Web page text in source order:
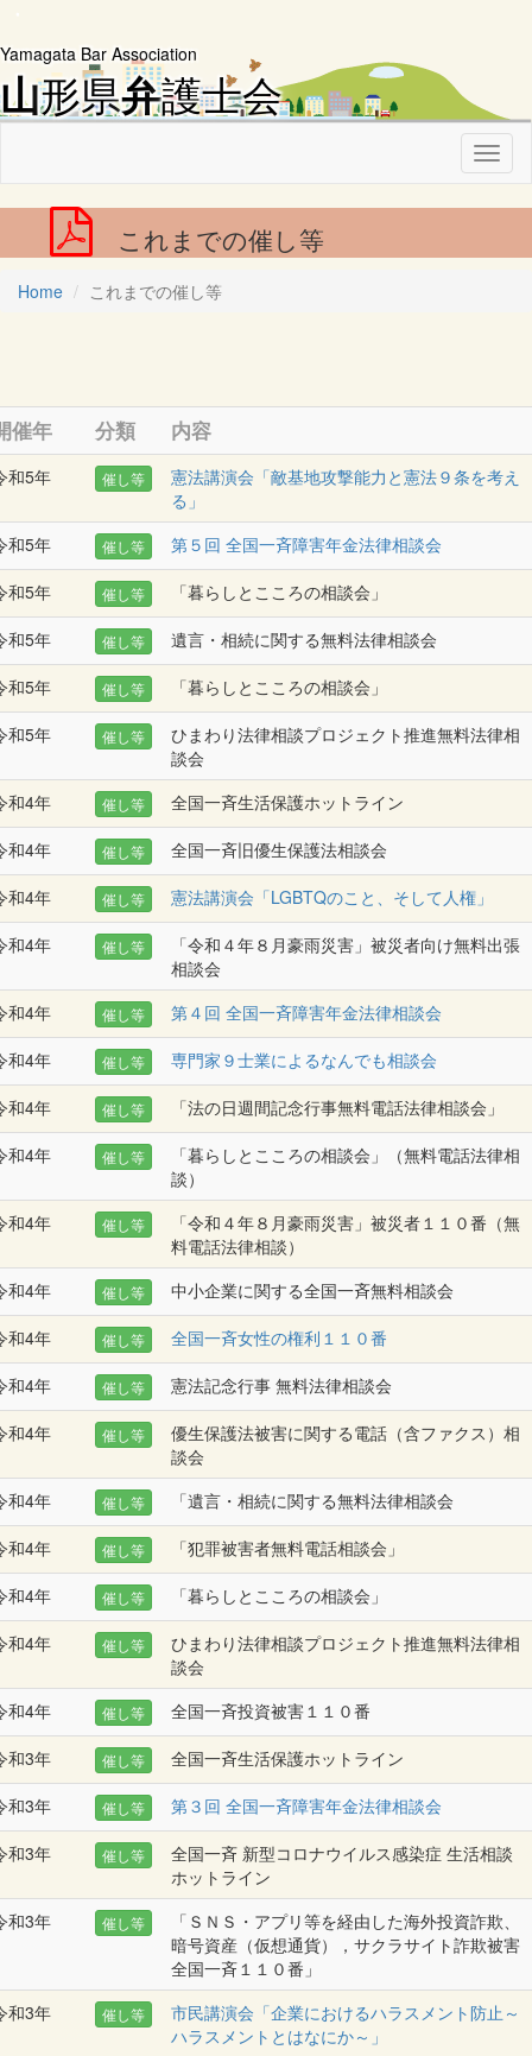
Yamagata Bar Association
山形県弁護士会
これまでの催し等
Home これまでの催し等
催年 分類 内容
和5年 催し等
憲法講演会「敵基地攻撃能力と憲法９条を考え
る」
和5年
催し等
第５回 全国一斉障害年金法律相談会
和5年
催し等
「暮らしとこころの相談会」
和5年
催し等
遺言・相続に関する無料法律相談会
和5年
催し等
「暮らしとこころの相談会」
和5年
催し等
ひまわり法律相談プロジェクト推進無料法律相
談会
和4年
催し等
全国一斉生活保護ホットライン
和4年
催し等
全国一斉旧優生保護法相談会
和4年
催し等
憲法講演会「LGBTQのこと、そして人権」
和4年
催し等
「令和４年８月豪雨災害」被災者向け無料出張
相談会
和4年
催し等
第４回 全国一斉障害年金法律相談会
和4年
催し等
専門家９士業によるなんでも相談会
和4年
催し等
「法の日週間記念行事無料電話法律相談会」
和4年
催し等
「暮らしとこころの相談会」（無料電話法律相
談）
和4年
催し等
「令和４年８月豪雨災害」被災者１１０番（無
料電話法律相談）
和4年
催し等
中小企業に関する全国一斉無料相談会
和4年
催し等
全国一斉女性の権利１１０番
和4年
催し等
憲法記念行事 無料法律相談会
和4年
催し等
優生保護法被害に関する電話（含ファクス）相
談会
和4年
催し等
「遺言・相続に関する無料法律相談会
和4年
催し等
「犯罪被害者無料電話相談会」
和4年
催し等
「暮らしとこころの相談会」
和4年
催し等
ひまわり法律相談プロジェクト推進無料法律相
談会
和4年
催し等
全国一斉投資被害１１０番
和3年
催し等
全国一斉生活保護ホットライン
和3年
催し等
第３回 全国一斉障害年金法律相談会
和3年
催し等
全国一斉 新型コロナウイルス感染症 生活相談
ホットライン
和3年
催し等
「ＳＮＳ・アプリ等を経由した海外投資詐欺、
暗号資産（仮想通貨），サクラサイト詐欺被害
全国一斉１１０番」
和3年
催し等
市民講演会「企業におけるハラスメント防止～
ハラスメントとはなにか～」